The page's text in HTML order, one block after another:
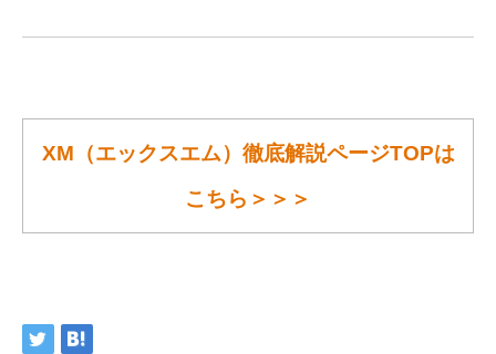
XM（エックスエム）徹底解説ページTOPは
こちら＞＞＞